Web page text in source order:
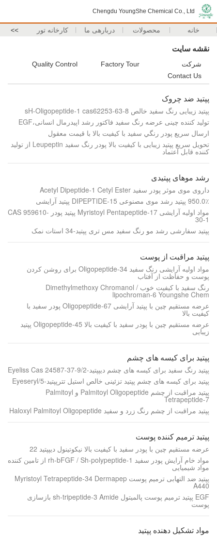
Chengdu YoungShe Chemical Co., Ltd
خانه محصولات دربارهی ما کارخانه تور >>
نقشه سایت
شرکت Factory Tour
Quality Control
Contact Us
پپتید ضد چروک
پپتید زیبایی رنگ سفید خالص sH-Oligopeptide-1 cas62253-63-8
تولید کننده چینی عرضه رنگ سفید فاکتور رشد اپیدرمال انسانی،EGF
ارسال سريع پودر رنگي سفيد با کيفيت بالا با قيمت معقول
تحویل سریع پپتید زیبایی با کیفیت بالا پودر رنگ سفید Leupeptin از تولید
کننده قابل اعتماد
رشد موهای پپتیدی
داروی موی موثر پودر سفید Acetyl Dipeptide-1 Cetyl Ester
950.0٪ پپتید رشد موی مصنوعی DIPEPTIDE-15 پپتید آرایشی
مواد اولیه آرایشی Myristoyl Pentapeptide-17 پپتید پودر CAS 959610-
30-1
پپتید سفارشی رشد مو رنگ سفید مس تری پپتید-34 استات نمک
پپتید مراقبت از پوست
مواد اولیه آرایشی رنگ سفید Oligopeptide-34 برای روشن کردن
پوست و حفاظت از آفتاب
رنگ سفید با کیفیت خوب Dimethylmethoxy Chromanol /
lipochroman-6 Youngshe Chem
عرضه مستقیم چین با پپتید آرایشی Oligopeptide-67 پودر سفید با
کیفیت بالا
عرضه مستقیم چین با پودر سفید با کیفیت بالا Oligopeptide-45 پپتید
زیبایی
پپتید برای کیسه های چشم
پپتید رنگ سفید برای کیسه های چشم دیپپتید-2/Eyeliss Cas 24587-37-9
پپتید برای کیسه های چشم پپتید تزئینی خالص استیل تترپپتید-5/Eyeseryl
پپتید مراقبت از چشم Palmitoyl Oligopeptide و Palmitoyl
Tetrapeptide-7
پپتید مراقبت از چشم رنگ زرد و سفید Haloxyl Palmitoyl Oligopeptide
پپتید ترمیم کننده پوست
عرضه مستقیم چین با پودر سفید با کیفیت بالا نیکوتینول دیپپتید 22
مواد خام آرایش پودر سفید rh-bFGF / Sh-polypeptide-1 از تامین کننده
مواد شیمیایی
پپتید ضد التهابی ترمیم پوست Myristoyl Tetrapeptide-34 Dermapep
A440
EGF پپتید ترمیم پوست پالمیتول sh-tripeptide-3 Amide بازسازی
پوست
مواد تشکیل دهنده پپتید